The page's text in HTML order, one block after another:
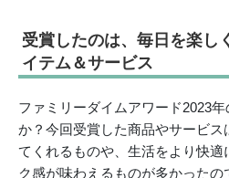
受賞したのは、毎日を楽し
イテム＆サービス
ファミリーダイムアワード2023
か？今回受賞した商品やサービス
てくれるものや、生活をより快適
ク感が味わえるものが多かった